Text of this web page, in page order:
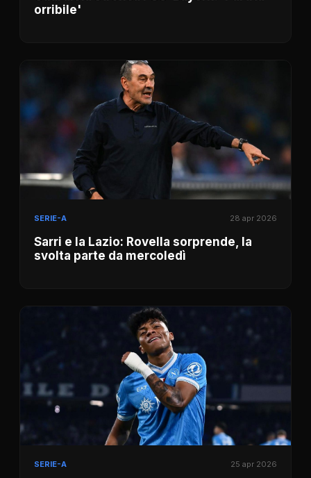
orribile'
SERIE-A 28 apr 2026
Sarri e la Lazio: Rovella sorprende, la
svolta parte da mercoledì
SERIE-A 25 apr 2026